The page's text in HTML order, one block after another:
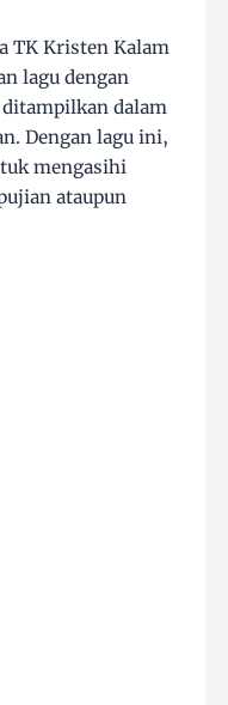
TK Kristen Kalam
lagu dengan
dalam
Dengan lagu ini,
mengasihi
ataupun